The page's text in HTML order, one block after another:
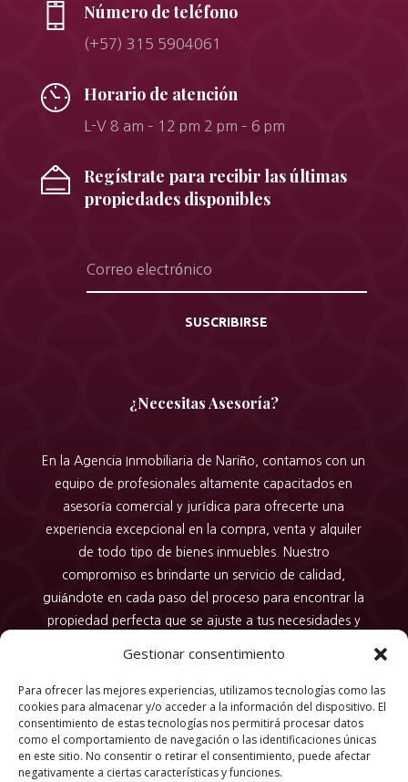
Gestionar consentimiento
Para ofrecer las mejores experiencias, utilizamos tecnologías como las
cookies para almacenar y/o acceder a la información del dispositivo. El
consentimiento de estas tecnologías nos permitirá procesar datos
como el comportamiento de navegación o las identificaciones únicas
en este sitio. No consentir o retirar el consentimiento, puede afectar
negativamente a ciertas características y funciones.
Número de teléfono
(+57) 315 5904061
Horario de atención
L-V 8 am – 12 pm 2 pm – 6 pm
Regístrate para recibir las últimas
propiedades disponibles
SUSCRIBIRSE
¿Necesitas Asesoría?
En la Agencia Inmobiliaria de Nariño, contamos con un
equipo de profesionales altamente capacitados en
asesoría comercial y jurídica para ofrecerte una
experiencia excepcional en la compra, venta y alquiler
de todo tipo de bienes inmuebles. Nuestro
compromiso es brindarte un servicio de calidad,
guiándote en cada paso del proceso para encontrar la
propiedad perfecta que se ajuste a tus necesidades y
conocimiento y profesionalismo en cada transacción.
Copyright © 2026 | Privacy Policy